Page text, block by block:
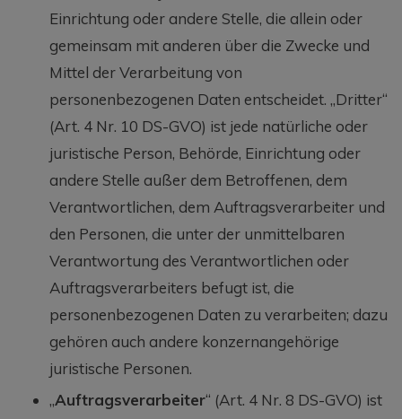
Einrichtung oder andere Stelle, die allein oder
gemeinsam mit anderen über die Zwecke und
Mittel der Verarbeitung von
personenbezogenen Daten entscheidet. „Dritter“
(Art. 4 Nr. 10 DS-GVO) ist jede natürliche oder
juristische Person, Behörde, Einrichtung oder
andere Stelle außer dem Betroffenen, dem
Verantwortlichen, dem Auftragsverarbeiter und
den Personen, die unter der unmittelbaren
Verantwortung des Verantwortlichen oder
Auftragsverarbeiters befugt ist, die
personenbezogenen Daten zu verarbeiten; dazu
gehören auch andere konzernangehörige
juristische Personen.
„Auftragsverarbeiter“ (Art. 4 Nr. 8 DS-GVO) ist